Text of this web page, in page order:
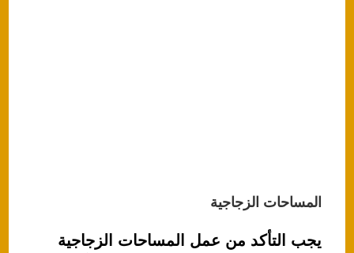
المساحات الزجاجية
يجب التأكد من عمل المساحات الزجاجية